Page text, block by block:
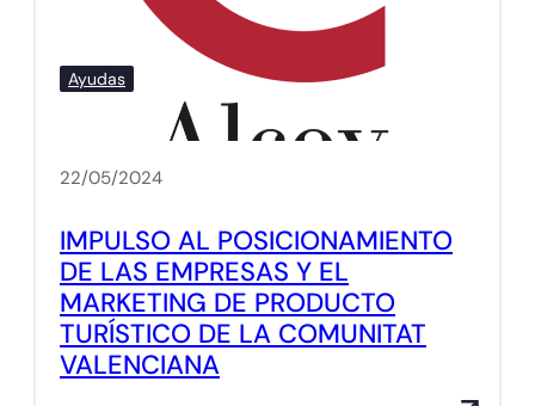
Ayudas
22/05/2024
IMPULSO AL POSICIONAMIENTO
DE LAS EMPRESAS Y EL
MARKETING DE PRODUCTO
TURÍSTICO DE LA COMUNITAT
VALENCIANA